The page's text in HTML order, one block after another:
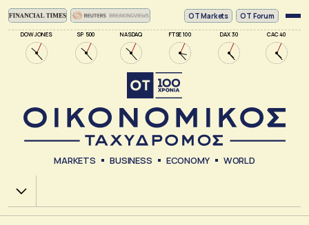
DOW JONES SP 500 NASDAQ FTSE 100 DAX 30 CAC 40
ΟΤ Markets OT Forum
MARKETS BUSINESS ECONOMY WORLD
Χ.Α.